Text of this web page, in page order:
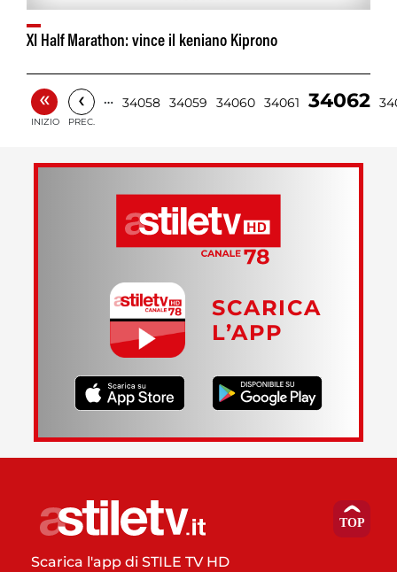
XI Half Marathon: vince il keniano Kiprono
«
INIZIO
‹
PREC.
… 34058 34059 34060 34061 34062
SCARICA
L’APP
Scarica l'app di STILE TV HD